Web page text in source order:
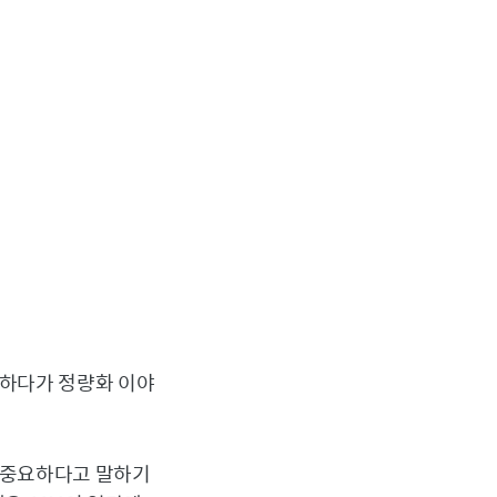
다가 정량화 이야
요하다고 말하기